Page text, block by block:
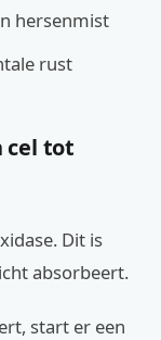
hersenmist
rust
cel tot
Dit is
absorbeert.
start er een